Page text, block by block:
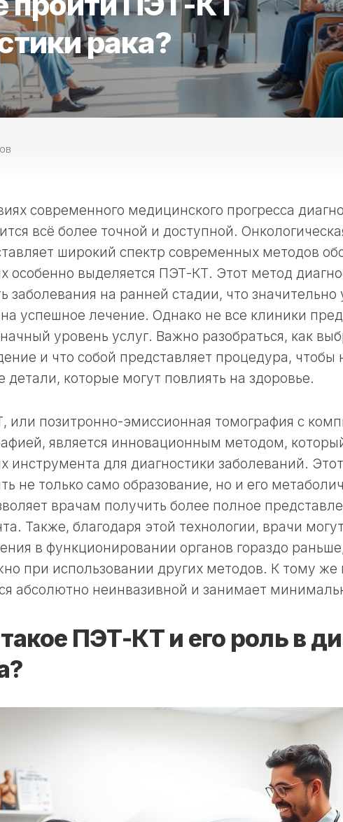
рака?
современного медицинского прогресса
всё более точной и доступной.
широкий спектр современных методов
особенно выделяется ПЭТ-КТ. Этот метод
заболевания на ранней стадии, что значительно
успешное лечение. Однако не все клиники
уровень услуг. Важно разобраться, как
и что собой представляет процедура, чтобы
детали, которые могут повлиять на здоровье.
или позитронно-эмиссионная томография с
является инновационным методом,
инструмента для диагностики заболеваний.
не только само образование, но и его
врачам получить более полное
Также, благодаря этой технологии, врачи
в функционировании органов гораздо
при использовании других методов. К тому же
абсолютно неинвазивной и занимает
ПЭТ-КТ и его роль в